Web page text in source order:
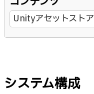
Unityアセットストア
システム構成